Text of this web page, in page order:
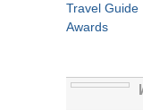
Travel Guide
Awards